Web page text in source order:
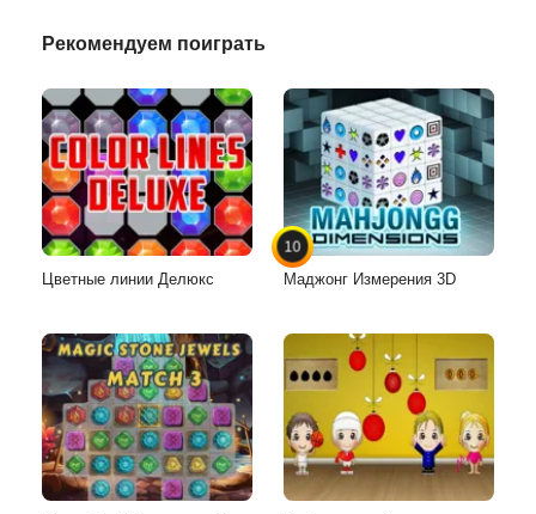
Рекомендуем поиграть
Цветные линии Делюкс
10
Маджонг Измерения 3D